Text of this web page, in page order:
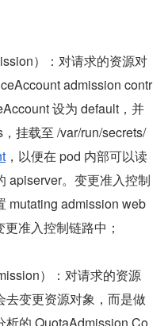
）：对请求的资源对
admission contr
设为 default，并
挂载至 /var/run/secrets/
，以便在 pod 内部可以读
apiserver。变更准入控制
mutating admission web
准入控制链路中；
）：对请求的资源
去变更资源对象，而是做